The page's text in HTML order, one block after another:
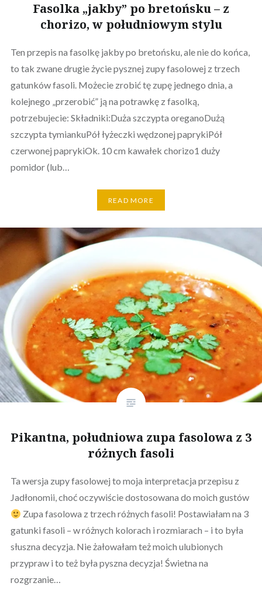
Fasolka „jakby” po bretońsku – z
chorizo, w południowym stylu
Ten przepis na fasolkę jakby po bretońsku, ale nie do końca,
to tak zwane drugie życie pysznej zupy fasolowej z trzech
gatunków fasoli. Możecie zrobić tę zupę jednego dnia, a
kolejnego „przerobić” ją na potrawkę z fasolką,
potrzebujecie: Składniki:Duża szczypta oreganoDużą
szczypta tymiankuPół łyżeczki wędzonej paprykiPół
czerwonej paprykiOk. 10 cm kawałek chorizo1 duży
pomidor (lub…
READ MORE
Pikantna, południowa zupa fasolowa z 3
różnych fasoli
Ta wersja zupy fasolowej to moja interpretacja przepisu z
Jadłonomii, choć oczywiście dostosowana do moich gustów
Zupa fasolowa z trzech różnych fasoli! Postawiałam na 3
gatunki fasoli – w różnych kolorach i rozmiarach – i to była
słuszna decyzja. Nie żałowałam też moich ulubionych
przypraw i to też była pyszna decyzja! Świetna na
rozgrzanie…